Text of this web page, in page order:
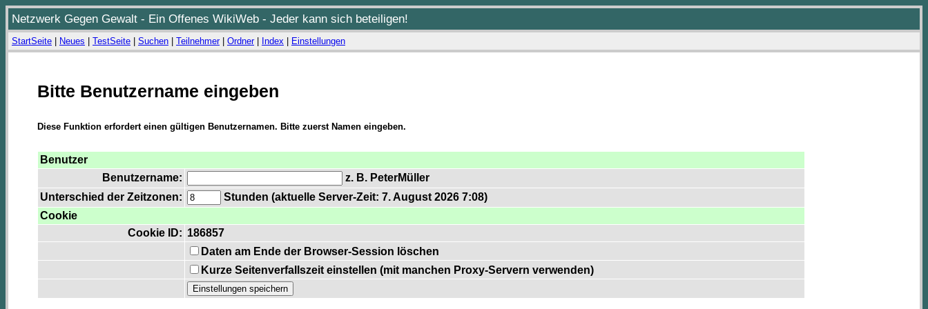
Netzwerk Gegen Gewalt - Ein Offenes WikiWeb - Jeder kann sich beteiligen!
StartSeite Neues TestSeite Suchen Teilnehmer| Ordner| Index Einstellungen
Bitte Benutzername eingeben
Diese Funktion erfordert einen gültigen Benutzernamen. Bitte zuerst Namen eingeben.
Benutzer
Benutzername:
z. B. PeterMüller
Unterschied der Zeitzonen:
Stunden (aktuelle Server-Zeit: 7. August 2026 7:08)
Cookie
Cookie ID: 186857
Daten am Ende der Browser-Session löschen
Kurze Seitenverfallszeit einstellen (mit manchen Proxy-Servern verwenden)